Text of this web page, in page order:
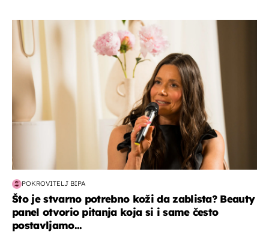
moda & ljepota
POKROVITELJ BIPA
Što je stvarno potrebno koži da zablista? Beauty
panel otvorio pitanja koja si i same često
postavljamo...